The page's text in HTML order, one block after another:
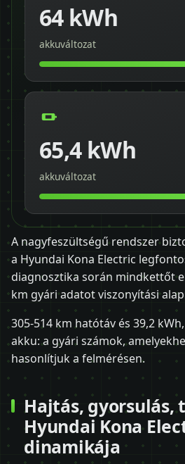
64 kWh
akkuváltozat
65,4 kWh
akkuváltozat
A nagyfeszültségű rendszer
a Hyundai Kona Electric
diagnosztika során mindkettőt
km gyári adatot viszonyítási
305-514 km hatótáv és 39,2
akku: a gyári számok,
hasonlítjuk a felmérésen.
Hajtás, gyorsulás,
Hyundai Kona
dinamikája